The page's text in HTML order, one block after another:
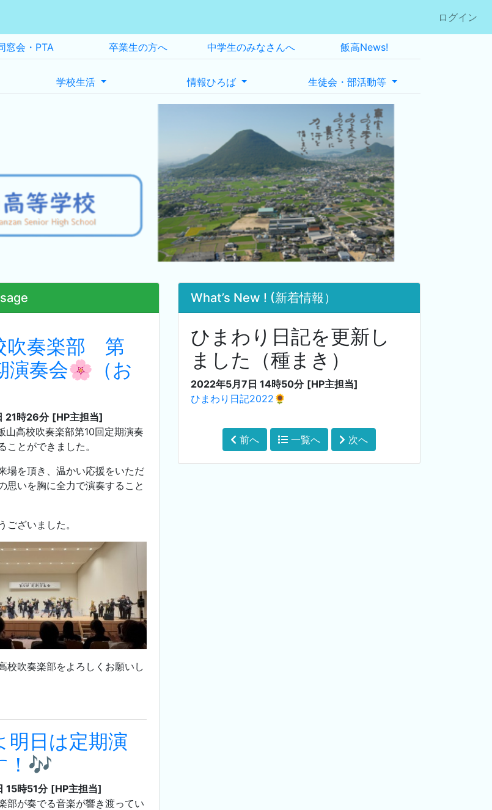
ログイン
窓会・PTA 卒業生の方へ 中学生のみなさんへ 飯高News!
学校生活 情報ひろば 生徒会・部活動等
吹奏楽部 第
演奏会🌸（お
21時26分 [HP主担当]
山高校吹奏楽部第10回定期演奏
ことができました。
場を頂き、温かい応援をいただ
思いを胸に全力で演奏すること
ございました。
校吹奏楽部をよろしくお願いし
明日は定期演
！🎶
15時51分 [HP主担当]
部が奏でる音楽が響き渡ってい
What’s New ! (新着情報）
ひまわり日記を更新し
ました（種まき）
2022年5月7日 14時50分 [HP主担当]
ひまわり日記2022🌻
前へ 一覧へ 次へ